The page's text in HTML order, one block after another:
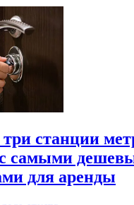
станции
самыми
для аренды